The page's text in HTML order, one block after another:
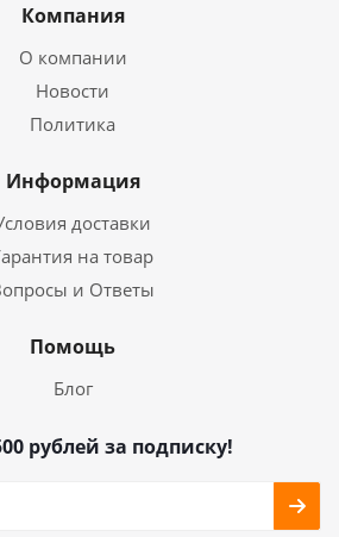
Компания
О компании
Новости
Политика
Информация
доставки
на товар
и Ответы
Помощь
Блог
рублей за подписку!